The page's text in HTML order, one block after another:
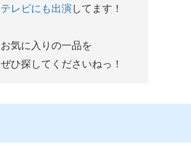
テレビにも出演してます！
お気に入りの一品を
ぜひ探してくださいねっ！